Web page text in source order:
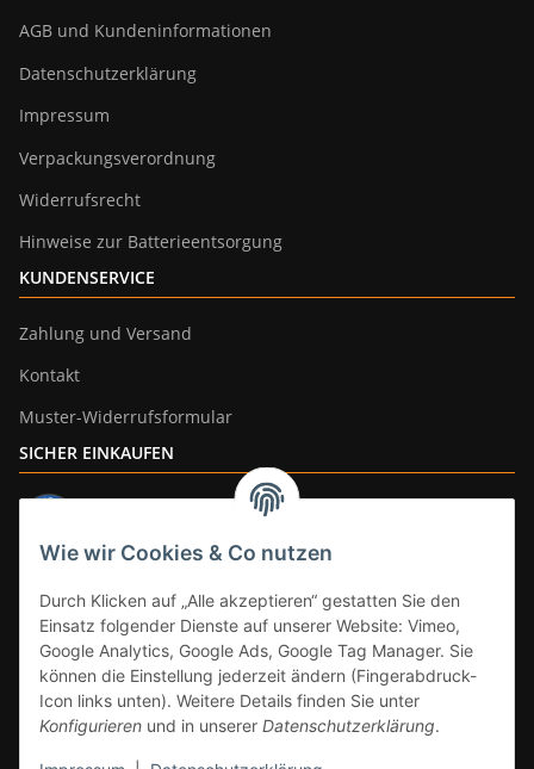
Wie wir Cookies & Co nutzen
Durch Klicken auf „Alle akzeptieren“ gestatten Sie den
Einsatz folgender Dienste auf unserer Website: Vimeo,
Google Analytics, Google Ads, Google Tag Manager. Sie
können die Einstellung jederzeit ändern (Fingerabdruck-
Icon links unten). Weitere Details finden Sie unter
Konfigurieren und in unserer Datenschutzerklärung.
AGB und Kundeninformationen
Datenschutzerklärung
Impressum
Verpackungsverordnung
Widerrufsrecht
Hinweise zur Batterieentsorgung
KUNDENSERVICE
Zahlung und Versand
Kontakt
Muster-Widerrufsformular
SICHER EINKAUFEN